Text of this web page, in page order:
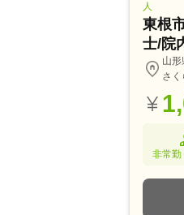
人
東根
士/院
山
さ
非常勤